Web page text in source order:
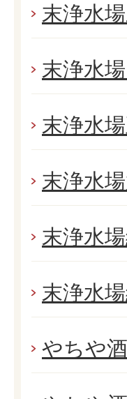
末浄水
末浄水
末浄水
末浄水
末浄水
末浄水
やちや